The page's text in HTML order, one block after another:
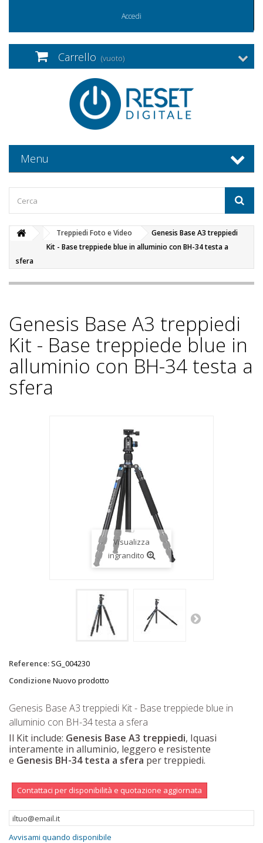
Accedi
Carrello (vuoto)
Menu
Treppiedi Foto e Video
Genesis Base A3 treppiedi
Kit - Base treppiede blue in alluminio con BH-34 testa a
sfera
Genesis Base A3 treppiedi
Kit - Base treppiede blue in
alluminio con BH-34 testa a
sfera
Visualizza
ingrandito
Reference: SG_004230
Condizione Nuovo prodotto
Genesis Base A3 treppiedi Kit - Base treppiede blue in
alluminio con BH-34 testa a sfera
Il Kit include: Genesis Base A3 treppiedi, Iquasi
interamente in alluminio, leggero e resistente
e Genesis BH-34 testa a sfera per treppiedi.
Contattaci per disponibilità e quotazione aggiornata
Avvisami quando disponibile